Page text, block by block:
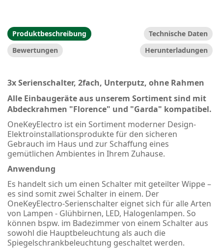
Produktbeschreibung
Technische Daten
Bewertungen
Herunterladungen
3x Serienschalter, 2fach, Unterputz, ohne Rahmen
Alle Einbaugeräte aus unserem Sortiment sind mit
Abdeckrahmen "Florence" und "Garda" kompatibel.
OneKeyElectro ist ein Sortiment moderner Design-
Elektroinstallationsprodukte für den sicheren
Gebrauch im Haus und zur Schaffung eines
gemütlichen Ambientes in Ihrem Zuhause.
Anwendung
Es handelt sich um einen Schalter mit geteilter Wippe –
es sind somit zwei Schalter in einem. Der
OneKeyElectro-Serienschalter eignet sich für alle Arten
von Lampen - Glühbirnen, LED, Halogenlampen. So
können bspw. im Badezimmer von einem Schalter aus
sowohl die Hauptbeleuchtung als auch die
Spiegelschrankbeleuchtung geschaltet werden.